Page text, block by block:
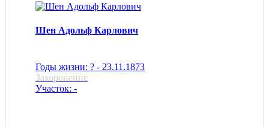
Шен Адольф Карлович
Годы жизни: ? - 23.11.1873
Захоронение
Участок: -